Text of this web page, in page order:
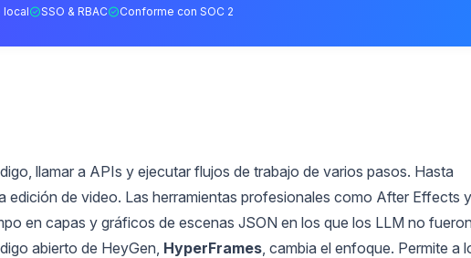
local SSO & RBAC Conforme con SOC 2
llamar a APIs y ejecutar flujos de trabajo de varios pasos. Hasta
edición de video. Las herramientas profesionales como After Effects y
en capas y gráficos de escenas JSON en los que los LLM no fueron
abierto de HeyGen, HyperFrames , cambia el enfoque. Permite a